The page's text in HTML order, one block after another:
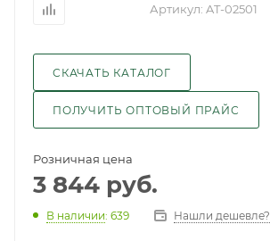
Артикул: AT-02501
СКАЧАТЬ КАТАЛОГ
ПОЛУЧИТЬ ОПТОВЫЙ ПРАЙС
Розничная цена
3 844 руб.
В наличии: 639 Нашли дешевле?